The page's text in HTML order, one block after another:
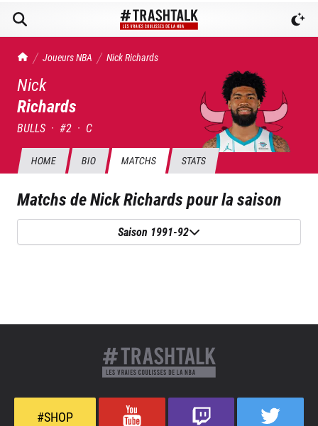
TrashTalk Actu NBA
Joueurs NBA NickRichards
Nick
Richards
BULLS · #2 · C
HOME BIO MATCHS STATS
Matchs deNick Richardspour la saison
Saison 1991-92
#SHOP